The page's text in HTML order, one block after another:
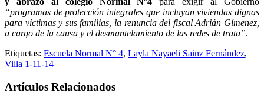
“programas de protección integrales que incluyan viviendas dignas
para víctimas y sus familias, la renuncia del fiscal Adrián Gímenez,
a cargo de la causa y el desmantelamiento de las redes de trata”.
Etiquetas: Escuela Normal N° 4, Layla Nayaeli Sainz Fernández,
Villa 1-11-14
Artículos Relacionados